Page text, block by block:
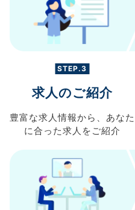
STEP.3
求人のご紹介
豊富な求人情報から、 あなた
に合った求人を ご紹介